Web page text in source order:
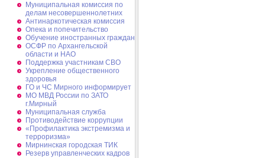
Муниципальная комиссия по
делам несовершеннолетних
Антинаркотическая комиссия
Опека и попечительство
Обучение иностранных граждан
ОСФР по Архангельской
области и НАО
Поддержка участникам СВО
Укрепление общественного
здоровья
ГО и ЧС Мирного информирует
МО МВД России по ЗАТО
г.Мирный
Муниципальная cлужба
Противодействие коррупции
«Профилактика экстремизма и
терроризма»
Мирнинская городская ТИК
Резерв управленческих кадров